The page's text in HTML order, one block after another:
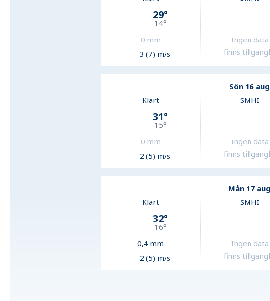
29°
14°
0 mm
3 (7) m/s
Ingen data
finns
Sön 16 aug
Klart
31°
15°
0 mm
2 (5) m/s
SMHI
Ingen data
finns
Mån 17 aug
Klart
32°
16°
0,4 mm
2 (5) m/s
SMHI
Ingen data
finns